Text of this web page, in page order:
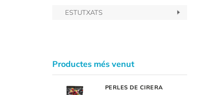
ESTUTXATS
Productes més venut
PERLES DE CIRERA